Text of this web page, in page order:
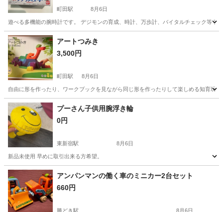
町田駅 8月6日
遊べる多機能の腕時計です。 デジモンの育成、時計、万歩計、バイタルチェック等 我
東京 町田市 町田駅 おもちゃ
アートつみき
3,500円
町田駅 8月6日
自由に形を作ったり、ワークブックを見ながら同じ形を作ったりして楽しめる知育玩
東京 町田市 町田駅 おもちゃ アート
プーさん子供用腕浮き輪
0円
東新宿駅 8月6日
新品未使用 早めに取引出来る方希望。
東京 新宿区 東新宿駅 おもちゃ
アンパンマンの働く車のミニカー2台セット
660円
勝どき駅 8月6日